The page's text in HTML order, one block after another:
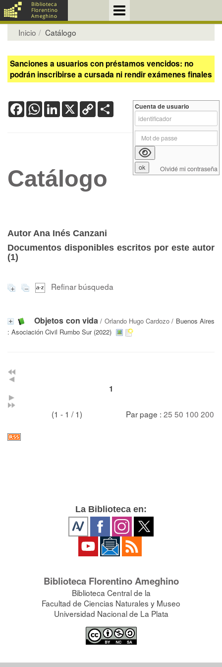
Inicio Catálogo
Sanciones a usuarios con préstamos vencidos: no
podrán inscribirse a cursada ni rendir exámenes finales
FacebookWhatsApp
LinkedIn
X Copy
Link
Catálogo
Autor Ana Inés Canzani
Documentos disponibles escritos por este autor
(1)
Refinar búsqueda
Objetos con vida/ Orlando Hugo Cardozo / Buenos Aires
: Asociación Civil Rumbo Sur (2022)
1
(1 - 1 / 1) Par page : 25 50 100 200
Cuenta de usuario
Olvidé mi contraseña
La Biblioteca en:
Biblioteca Florentino Ameghino
Biblioteca Central de la
Facultad de Ciencias Naturales y Museo
Universidad Nacional de La Plata